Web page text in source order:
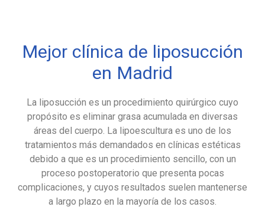
Mejor clínica de liposucción
en Madrid
La liposucción es un procedimiento quirúrgico cuyo
propósito es eliminar grasa acumulada en diversas
áreas del cuerpo. La lipoescultura es uno de los
tratamientos más demandados en clínicas estéticas
debido a que es un procedimiento sencillo, con un
proceso postoperatorio que presenta pocas
complicaciones, y cuyos resultados suelen mantenerse
a largo plazo en la mayoría de los casos.